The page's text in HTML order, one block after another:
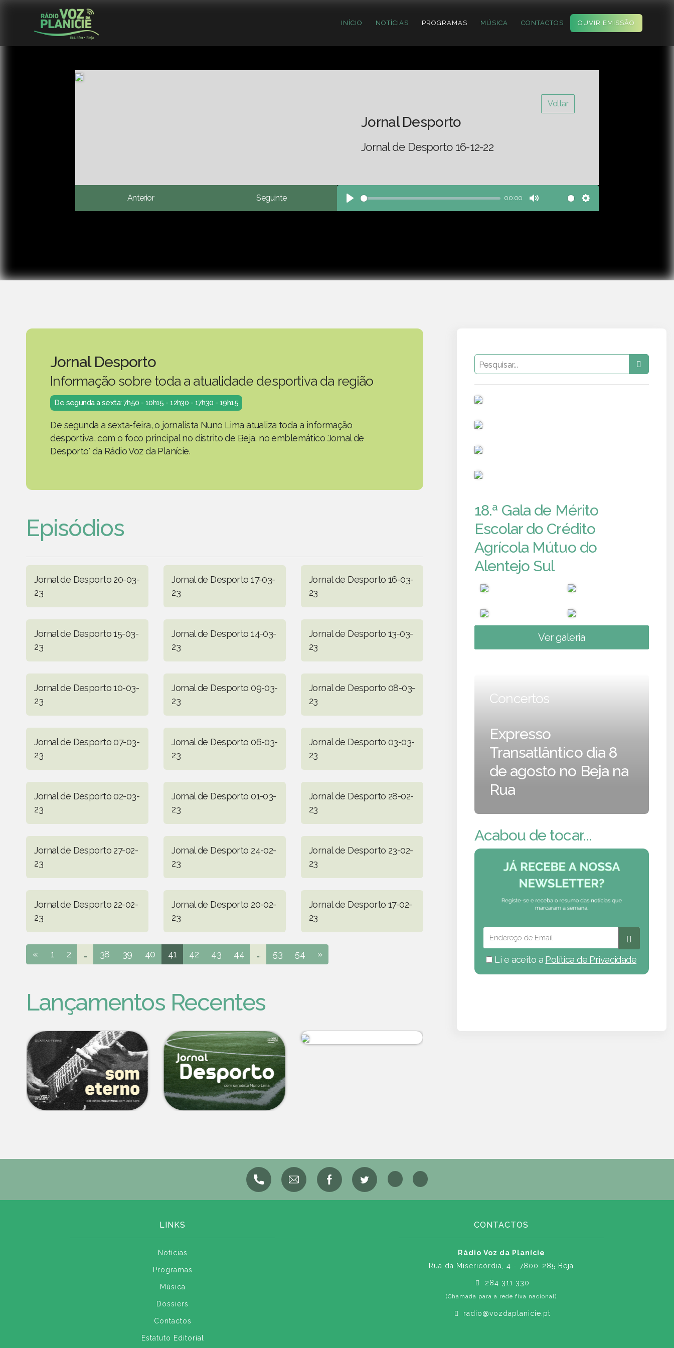
INÍCIO NOTÍCIAS PROGRAMAS MÚSICA CONTACTOS OUVIR EMISSÃO
Voltar
Jornal Desporto
Jornal de Desporto 16-12-22
Anterior Seguinte
Play
00:00
Mute Settings
Jornal Desporto
Informação sobre toda a atualidade desportiva da região
De segunda a sexta: 7h50 - 10h15 - 12h30 - 17h30 - 19h15
De segunda a sexta-feira, o jornalista Nuno Lima atualiza toda a informação
desportiva, com o foco principal no distrito de Beja, no emblemático 'Jornal de
Desporto' da Rádio Voz da Planície.
Episódios
Jornal de Desporto 20-03-
23
Jornal de Desporto 17-03-
23
Jornal de Desporto 16-03-
23
Jornal de Desporto 15-03-
23
Jornal de Desporto 14-03-
23
Jornal de Desporto 13-03-
23
Jornal de Desporto 10-03-
23
Jornal de Desporto 09-03-
23
Jornal de Desporto 08-03-
23
Jornal de Desporto 07-03-
23
Jornal de Desporto 06-03-
23
Jornal de Desporto 03-03-
23
Jornal de Desporto 02-03-
23
Jornal de Desporto 01-03-
23
Jornal de Desporto 28-02-
23
Jornal de Desporto 27-02-
23
Jornal de Desporto 24-02-
23
Jornal de Desporto 23-02-
23
Jornal de Desporto 22-02-
23
Jornal de Desporto 20-02-
23
Jornal de Desporto 17-02-
23
« 1 2 ... 38 39 40 41 42 43 44 ... 53 54 »
Lançamentos Recentes
18.ª Gala de Mérito
Escolar do Crédito
Agrícola Mútuo do
Alentejo Sul
Ver galeria
Concertos
Expresso
Transatlântico dia 8
de agosto no Beja na
Rua
Acabou de tocar...
Li e aceito a Política de Privacidade
LINKS
Notícias
Programas
Música
Dossiers
Contactos
Estatuto Editorial
CONTACTOS
Rádio Voz da Planície
Rua da Misericórdia, 4 - 7800-285 Beja
284 311 330
(Chamada para a rede fixa nacional)
radio@vozdaplanicie.pt